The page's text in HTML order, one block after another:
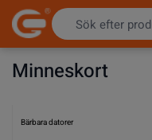
Hoppa till innehållet
Minneskort
Bärbara datorer